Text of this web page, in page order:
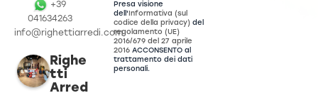
+39
041634263
info@righettiarredi.com
Righe
tti
Arred
Presa visione
dell' Informativa (sul
codice della privacy) del
regolamento (UE)
2016/679 del 27 aprile
2016 ACCONSENTO al
trattamento dei dati
personali.